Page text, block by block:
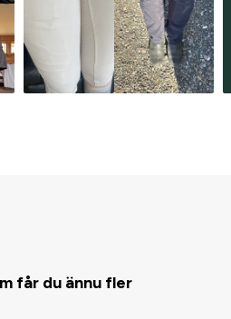
får du ännu fler